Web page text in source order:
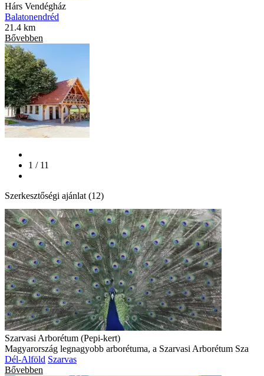
Hárs Vendégház
Balatonendréd
21.4 km
Bővebben
1 / 11
Szerkesztőségi ajánlat (12)
Szarvasi Arborétum (Pepi-kert)
Magyarország legnagyobb arborétuma, a Szarvasi Arborétum Sza
Dél-Alföld Szarvas
Bővebben